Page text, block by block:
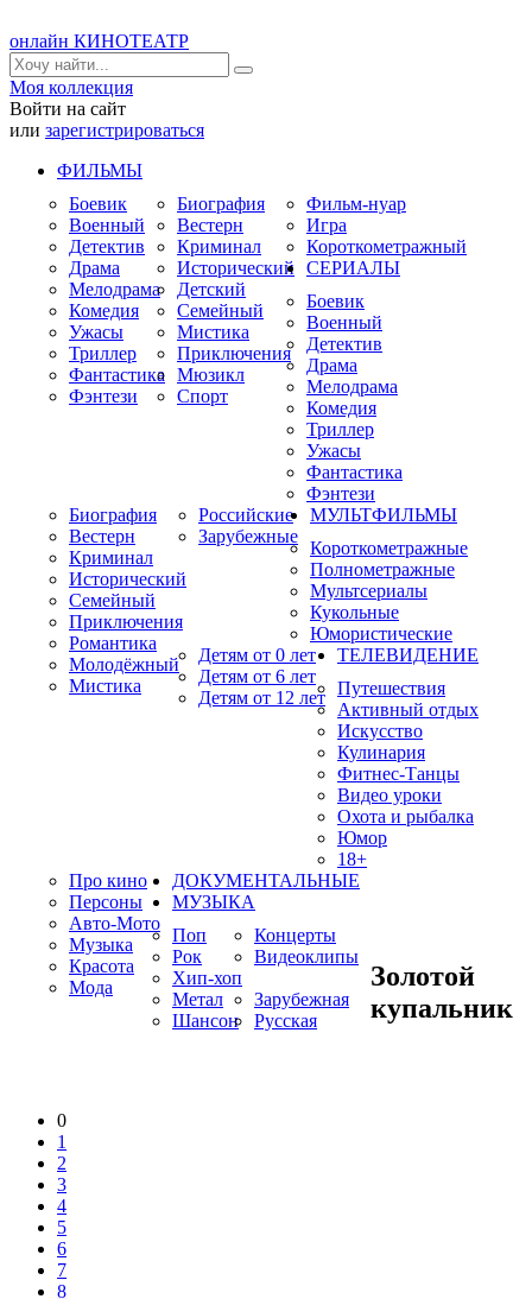
онлайн КИНОТЕАТР
Моя коллекция
Войти на сайт
или зарегистрироваться
ФИЛЬМЫ
Боевик
Военный
Детектив
Драма
Мелодрама
Комедия
Ужасы
Триллер
Фантастика
Фэнтези
Биография
Вестерн
Криминал
Исторический
Детский
Семейный
Мистика
Приключения
Мюзикл
Спорт
Фильм-нуар
Игра
Короткометражный
СЕРИАЛЫ
Боевик
Военный
Детектив
Драма
Мелодрама
Комедия
Триллер
Ужасы
Фантастика
Фэнтези
Биография
Вестерн
Криминал
Исторический
Семейный
Приключения
Романтика
Молодёжный
Мистика
Российские
Зарубежные
МУЛЬТФИЛЬМЫ
Короткометражные
Полнометражные
Мультсериалы
Кукольные
Юмористические
Детям от 0 лет
Детям от 6 лет
Детям от 12 лет
ТЕЛЕВИДЕНИЕ
Путешествия
Активный отдых
Искусство
Кулинария
Фитнес-Танцы
Видео уроки
Охота и рыбалка
Юмор
18+
Про кино
Персоны
Авто-Мото
Музыка
Красота
Мода
ДОКУМЕНТАЛЬНЫЕ
МУЗЫКА
Поп
Рок
Хип-хоп
Метал
Шансон
Концерты
Видеоклипы
Зарубежная
Русская
Золотой
купальник
0
1
2
3
4
5
6
7
8